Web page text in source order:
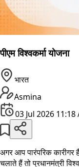
पीएम विश्वकर्मा योजना
भारत
Asmina
03 Jul 2026 11:18
अगर आप पारंपरिक
चलाते हैं तो प्रधानमंत्री